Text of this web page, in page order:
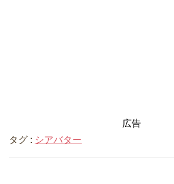
広告
タグ : シアバター